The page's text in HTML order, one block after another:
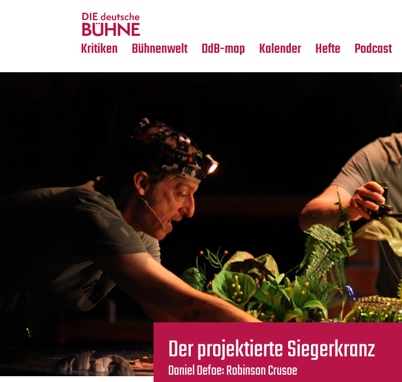
Kritiken
Crossover
Bühnenwelt
Medientipps
DdB-map Kalender Hefte Podcast
Der projektierte Siegerkranz
Daniel Defoe: Robinson Crusoe